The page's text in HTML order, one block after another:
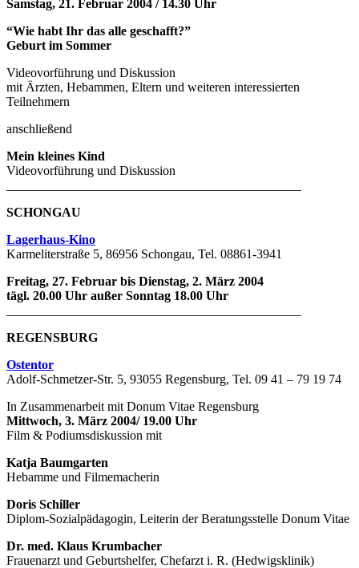
Samstag, 21. Februar 2004 / 14.30 Uhr
“Wie habt Ihr das alle geschafft?”
Geburt im Sommer
Videovorführung und Diskussion
mit Ärzten, Hebammen, Eltern und weiteren interessierten
Teilnehmern
anschließend
Mein kleines Kind
Videovorführung und Diskussion
SCHONGAU
Lagerhaus-Kino
Karmeliterstraße 5, 86956 Schongau, Tel. 08861-3941
Freitag, 27. Februar bis Dienstag, 2. März 2004
tägl. 20.00 Uhr außer Sonntag 18.00 Uhr
REGENSBURG
Ostentor
Adolf-Schmetzer-Str. 5, 93055 Regensburg, Tel. 09 41 – 79 19 74
In Zusammenarbeit mit Donum Vitae Regensburg
Mittwoch, 3. März 2004/ 19.00 Uhr
Film & Podiumsdiskussion mit
Katja Baumgarten
Hebamme und Filmemacherin
Doris Schiller
Diplom-Sozialpädagogin, Leiterin der Beratungsstelle Donum Vitae
Dr. med. Klaus Krumbacher
Frauenarzt und Geburtshelfer, Chefarzt i. R. (Hedwigsklinik)